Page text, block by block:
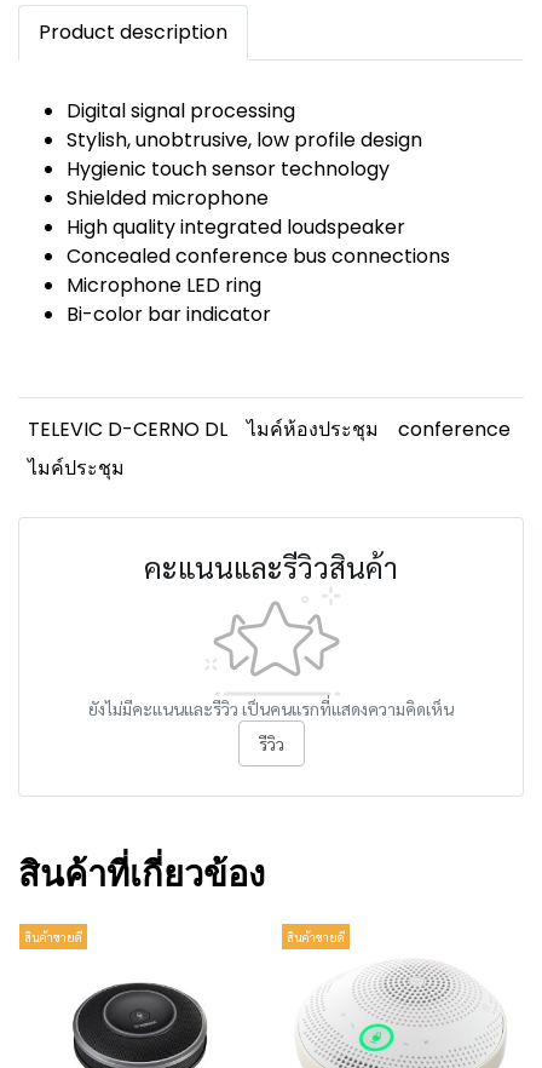
Product description
Digital signal processing
Stylish, unobtrusive, low profile design
Hygienic touch sensor technology
Shielded microphone
High quality integrated loudspeaker
Concealed conference bus connections
Microphone LED ring
Bi-color bar indicator
TELEVIC D-CERNO DL ไมค์ห้องประชุม
conference
ไมค์ประชุม
คะแนนและรีวิวสินค้า
ยังไม่มีคะแนนและรีวิว เป็นคนแรกที่แสดงความคิดเห็น
รีวิว
สินค้าที่เกี่ยวข้อง
สินค้าขายดี สินค้าขายดี